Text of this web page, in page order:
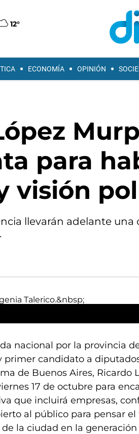
12°
ECONOMÍA OPINIÓN
para
visión
llevarán adelante
nacional por la provincia
primer candidato a
de Buenos Aires, Ricardo
17 de octubre para
que incluirá empresas,
al público para pensar
la ciudad en la generación